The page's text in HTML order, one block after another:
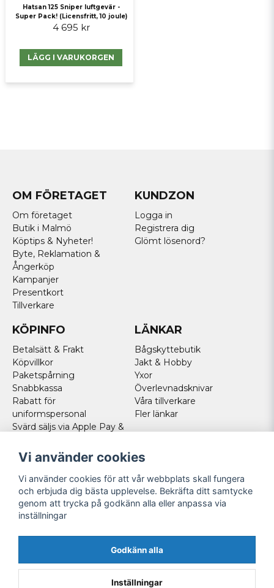
Hatsan 125 Sniper luftgevär -
Super Pack! (Licensfritt, 10 joule)
4 695 kr
LÄGG I VARUKORGEN
OM FÖRETAGET
Om företaget
Butik i Malmö
Köptips & Nyheter!
Byte, Reklamation &
Ångerköp
Kampanjer
Presentkort
Tillverkare
KUNDZON
Logga in
Registrera dig
Glömt lösenord?
KÖPINFO
Betalsätt & Frakt
Köpvillkor
Paketspårning
Snabbkassa
Rabatt för
uniformspersonal
Svärd säljs via Apple Pay &
Norska kunder
Cookies
LÄNKAR
Bågskyttebutik
Jakt & Hobby
Yxor
Överlevnadsknivar
Våra tillverkare
Fler länkar
FÖLJ OSS
Facebook
Instagram
Youtube
Vi använder cookies
Vi använder cookies för att vår webbplats skall fungera
och erbjuda dig bästa upplevelse. Bekräfta ditt samtycke
genom att trycka på godkänn alla eller anpassa via
inställningar
Godkänn alla
Inställningar